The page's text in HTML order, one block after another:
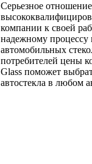
Серьезное отношение
компании к своей
надежному процессу
автомобильных
потребителей цены
Glass поможет
автостекла в любом